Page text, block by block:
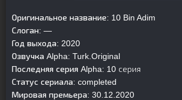
Оригинальное название: 10 Bin Adim
Слоган: —
Год выхода: 2020
Озвучка Alpha: Turk.Original
Последняя серия Alpha: 10 серия
Статус сериала: completed
Мировая премьера: 30.12.2020